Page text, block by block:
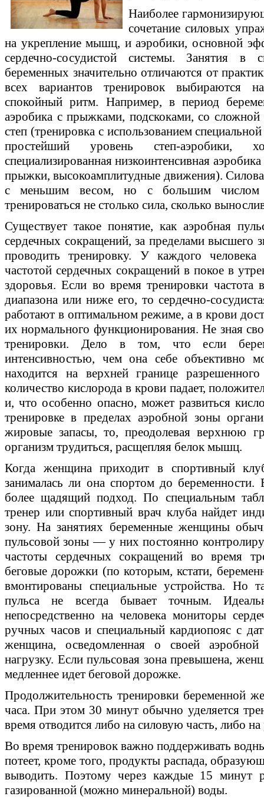
Наиболее
сочетание силовых
на укрепление мышц, и аэробики, основной
сердечно-сосудистой системы. Занятия в
беременных значительно отличаются от
всех вариантов тренировок выбираются
спокойный ритм. Например, в период
аэробика с прыжками, подскоками, со
степ (тренировка с использованием
простейший уровень степ-аэробики,
специализированная низкоинтенсивная
прыжки, высокоамплитудные движения).
с меньшим весом, но с большим числом
тренироваться не столько сила, сколько
Существует такое понятие, как аэробная
сердечных сокращений, за пределами высшего
проводить тренировку. У каждого
частотой сердечных сокращений в покое в
здоровья. Если во время тренировки
диапазона или ниже его, то сердечно-
работают в оптимальном режиме, а в крови
их нормального функционирования. Не зная
тренировки. Дело в том, что если
интенсивностью, чем она себе объективно
находится на верхней границе
количество кислорода в крови падает,
и, что особенно опасно, может развиться
тренировке в пределах аэробной зоны
жировые запасы, то, преодолевая верхнюю
организм трудиться, расщепляя белок мышц.
Когда женщина приходит в спортивный
занималась ли она спортом до
более щадящий подход. По специальным
тренер или спортивный врач клуба найдет
зону. На занятиях беременные женщины
пульсовой зоны — у них постоянно
частоты сердечных сокращений во время
беговые дорожки (по которым, кстати,
вмонтированы специальные устройства. Но
пульса не всегда бывает точным.
непосредственно на человека мониторы
ручных часов и специальный кардиопояс с
женщина, осведомленная о своей аэробной
нагрузку. Если пульсовая зона превышена,
медленнее идет беговой дорожке.
Продолжительность тренировки
часа. При этом 30 минут обычно уделяется
время отводится либо на силовую часть, либо на
Во время тренировок важно поддерживать
потеет, кроме того, продукты распада,
выводить. Поэтому через каждые 15 минут
газированной (можно минеральной) воды.